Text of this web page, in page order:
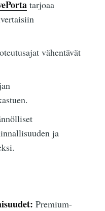
tarjoaa
vähentävät
ja
Premium-